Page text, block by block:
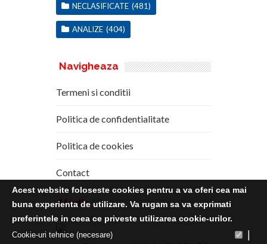
NECLASIFICATE (481)
ANALIZE (404)
Navigheaza
Termeni si conditii
Politica de confidentialitate
Politica de cookies
Contact
Media Kit
Acest website foloseste cookies pentru a va oferi cea mai
buna experienta de utilizare. Va rugam sa va exprimati
preferintele in ceea ce priveste utilizarea cookie-urilor.
Cookie-uri tehnice (necesare)